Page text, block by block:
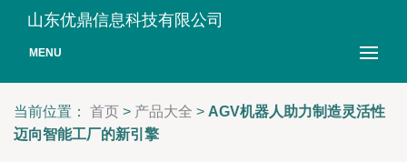
山东优鼎信息科技有限公司
MENU
当前位置： 首页 > 产品大全 > AGV机器人助力制造灵活性
迈向智能工厂的新引擎